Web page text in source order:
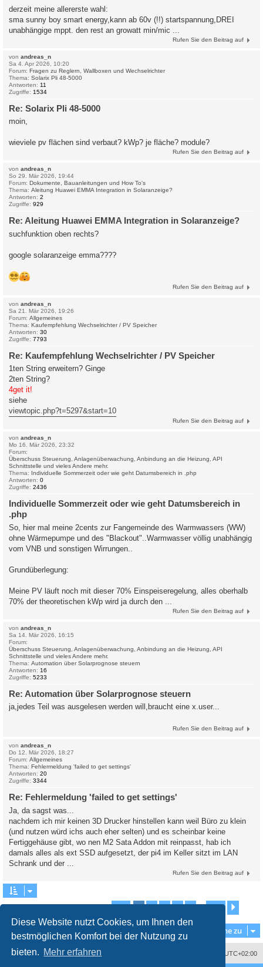
Diese Website nutzt Cookies, um Ihnen den
bestmöglichen Komfort bei der Nutzung zu
bieten. Mehr erfahren
derzeit meine allererste wahl:
sma sunny boy smart energy,kann ab 60v (!!) startspannung,DREI
unabhängige mppt. den rest an growatt min/mic ...
Rufen Sie den Beitrag auf
von andreas_n
Sa 4. Apr 2026, 10:20
Forum: Fragen zu Reglern, Wallboxen und Wechselrichter
Thema: Solarix Pli 48-5000
Antworten: 11
Zugriffe: 1534
Re: Solarix Pli 48-5000
moin,
wieviele pv flächen sind verbaut? kWp? je fläche? module?
Rufen Sie den Beitrag auf
von andreas_n
So 29. Mär 2026, 19:44
Forum: Dokumente, Bauanleitungen und How To's
Thema: Aleitung Huawei EMMA Integration in Solaranzeige?
Antworten: 2
Zugriffe: 929
Re: Aleitung Huawei EMMA Integration in Solaranzeige?
suchfunktion oben rechts?
google solaranzeige emma????
Rufen Sie den Beitrag auf
von andreas_n
Sa 21. Mär 2026, 19:26
Forum: Allgemeines
Thema: Kaufempfehlung Wechselrichter / PV Speicher
Antworten: 30
Zugriffe: 7793
Re: Kaufempfehlung Wechselrichter / PV Speicher
1ten String erweitern? Ginge
2ten String?
4get it!
siehe
viewtopic.php?t=5297&start=10
Rufen Sie den Beitrag auf
von andreas_n
Mo 16. Mär 2026, 23:32
Forum:
Überschuss Steuerung, Anlagenüberwachung, Anbindung an die Heizung, API
Schnittstelle und vieles Andere mehr.
Thema: Individuelle Sommerzeit oder wie geht Datumsbereich in .php
Antworten: 0
Zugriffe: 2436
Individuelle Sommerzeit oder wie geht Datumsbereich in
.php
So, hier mal meine 2cents zur Fangemeinde des Warmwassers (WW)
ohne Wärmepumpe und des "Blackout"..Warmwasser völlig unabhängig
vom VNB und sonstigen Wirrungen..
Grundüberlegung:
Meine PV läuft noch mit dieser 70% Einspeiseregelung, alles oberhalb
70% der theoretischen kWp wird ja durch den ...
Rufen Sie den Beitrag auf
von andreas_n
Sa 14. Mär 2026, 16:15
Forum:
Überschuss Steuerung, Anlagenüberwachung, Anbindung an die Heizung, API
Schnittstelle und vieles Andere mehr.
Thema: Automation über Solarprognose steuern
Antworten: 16
Zugriffe: 5233
Re: Automation über Solarprognose steuern
ja,jedes Teil was ausgelesen werden will,braucht eine x.user...
Rufen Sie den Beitrag auf
von andreas_n
Do 12. Mär 2026, 18:27
Forum: Allgemeines
Thema: Fehlermeldung 'failed to get settings'
Antworten: 20
Zugriffe: 3344
Re: Fehlermeldung 'failed to get settings'
Ja, da sagst was...
nachdem ich mir keinen 3D Drucker hinstellen kann weil Büro zu klein
(und nutzen würd ichs auch eher selten) und es scheinbar keine
Fertiggehäuse gibt, wo nen M2 Sata Addon mit reinpasst, hab ich
damals alles als ext SSD aufgesetzt, der pi4 im Keller sitzt im LAN
Schrank und der ...
Rufen Sie den Beitrag auf
1 2 3 4 5 139
Gehe zu
UTC+02:00
Impressum